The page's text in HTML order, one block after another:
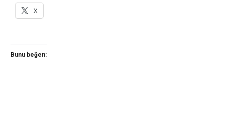
X
Bunu beğen: